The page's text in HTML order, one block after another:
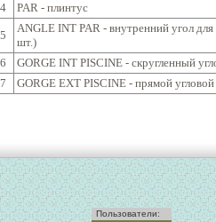
PAR - плинтус
ANGLE INT PAR - внутренний угол для
шт.)
GORGE INT PISCINE - скругленный
GORGE EXT PISCINE - прямой угловой
Пользователи: